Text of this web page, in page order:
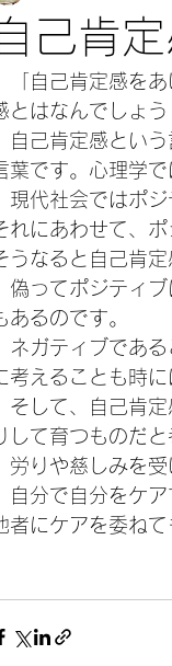
己肯
「自己肯定感をあ
とはなんでしょう
自己肯定感という
葉です。心理学
現代社会ではポジ
れにあわせて、
うなると自己肯
偽ってポジティブ
あるのです。
ネガティブである
考えることも時
そして、自己肯定
して育つものだ
労りや慈しみを受
自分で自分をケア
者にケアを委ね